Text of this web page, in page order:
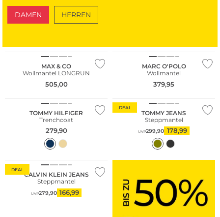
DAMEN HERREN
MAX & CO
Wollmantel LONGRUN
505,00
MARC O'POLO
Wollmantel
379,95
Große Größen
TOMMY HILFIGER
Trenchcoat
279,90
DEAL
TOMMY JEANS
Steppmantel
UVP299,90 178,99
DEAL
CALVIN KLEIN JEANS
Steppmantel
UVP279,90 166,99